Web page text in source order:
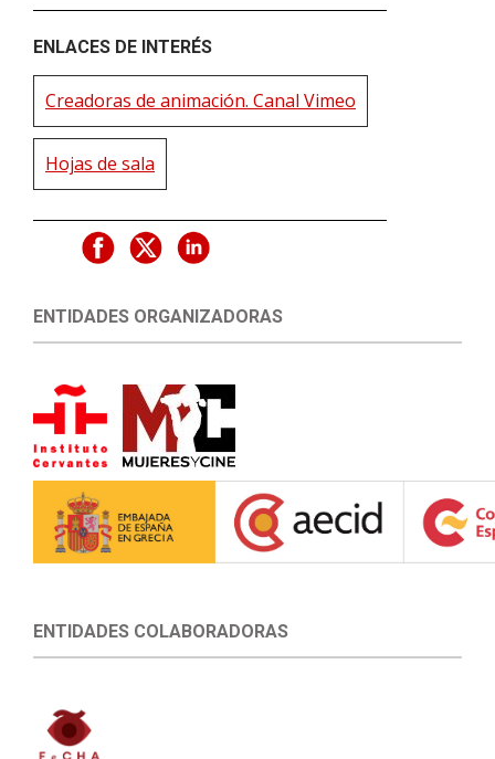
ENLACES DE INTERÉS
Creadoras de animación. Canal Vimeo
Hojas de sala
ENTIDADES ORGANIZADORAS
ENTIDADES COLABORADORAS